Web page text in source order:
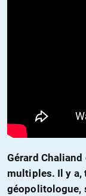
Gérard
multiples. Il y a,
géopolitologue,